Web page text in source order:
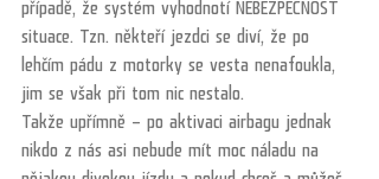
situace. Tzn. někteří jezdci se diví, že po
lehčím pádu z motorky se vesta nenafoukla,
jim se však při tom nic nestalo.
Takže upřímně – po aktivaci airbagu jednak
nikdo z nás asi nebude mít moc náladu na